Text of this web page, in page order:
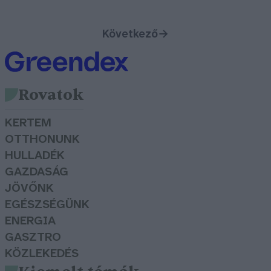
Következő→
Rovatok
KERTEM
OTTHONUNK
HULLADÉK
GAZDASÁG
JÖVŐNK
EGÉSZSÉGÜNK
ENERGIA
GASZTRO
KÖZLEKEDÉS